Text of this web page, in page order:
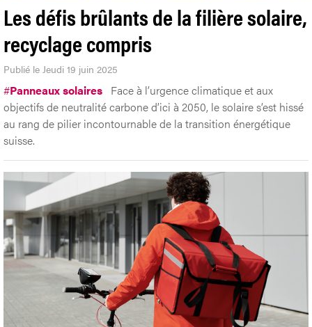
Les défis brûlants de la filière solaire,
recyclage compris
Publié le Jeudi 19 juin 2025
#Panneaux solaires Face à l’urgence climatique et aux
objectifs de neutralité carbone d’ici à 2050, le solaire s’est hissé
au rang de pilier incontournable de la transition énergétique
suisse.